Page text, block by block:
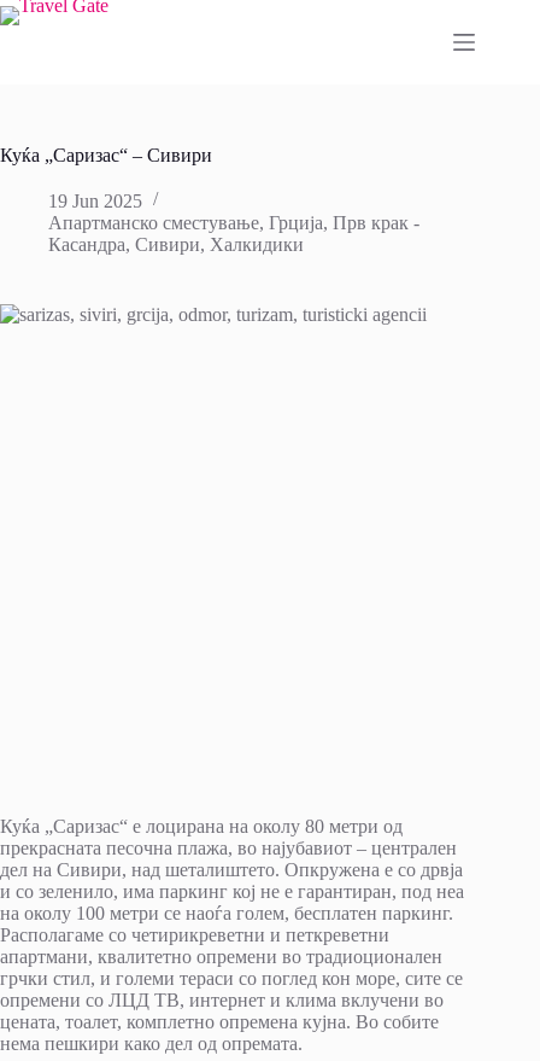
Skip
to
Куќа „Саризас“ – Сивири
19 Jun 2025
Апартманско сместување, Грција, Прв крак -
Касандра, Сивири, Халкидики
Куќа „Саризас“ е лоцирана на околу 80 метри од
прекрасната песочна плажа, во најубавиот – централен
дел на Сивири, над шеталиштето. Опкружена е со дрвја
и со зеленило, има паркинг кој не е гарантиран, под неа
на околу 100 метри се наоѓа голем, бесплатен паркинг.
Располагаме со четирикреветни и петкреветни
апартмани, квалитетно опремени во традиоционален
грчки стил, и големи тераси со поглед кон море, сите се
опремени со ЛЦД ТВ, интернет и клима вклучени во
цената, тоалет, комплетно опремена кујна. Во собите
нема пешкири како дел од опремата.